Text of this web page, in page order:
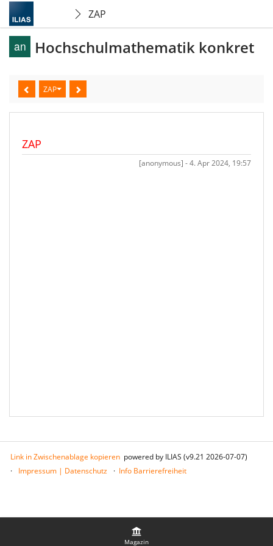
ZAP
Magazin
Hochschulmathematik konkret
ZAP
ZAP
[anonymous] - 4. Apr 2024, 19:57
Link in Zwischenablage kopieren powered by ILIAS (v9.21 2026-07-07)
Impressum | Datenschutz
Info Barrierefreiheit